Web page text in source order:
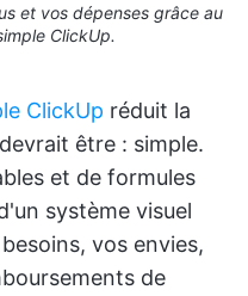
et vos dépenses grâce au
ClickUp.
ClickUp réduit la
être : simple.
et de formules
système visuel
vos envies,
de